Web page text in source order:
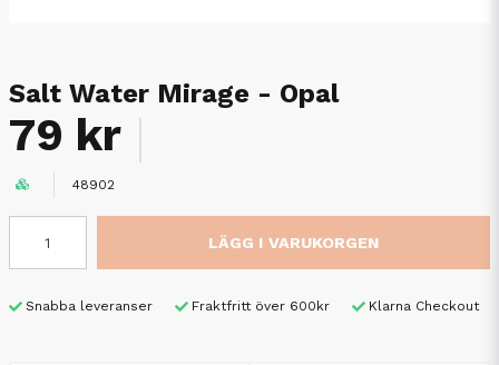
Salt Water Mirage - Opal
79 kr
48902
LÄGG I VARUKORGEN
Snabba leveranser Fraktfritt över 600kr Klarna Checkout